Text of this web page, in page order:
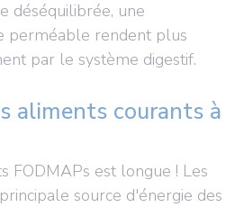
déséquilibrée, une
perméable rendent plus
par le système digestif.
aliments courants à
FODMAPs est longue ! Les
source d'énergie des